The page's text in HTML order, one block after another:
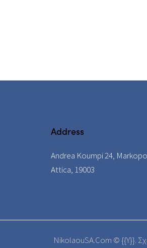
Address
Andrea Koumpi 24,
Attica, 19003
NikolaouSA.Com © {{Y}}.